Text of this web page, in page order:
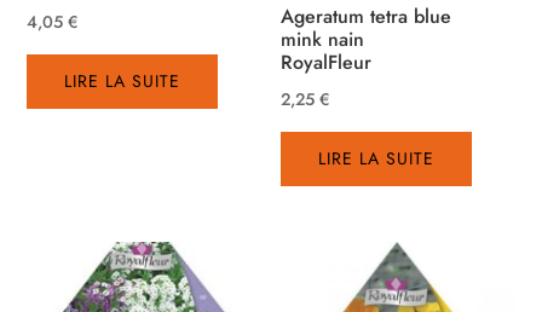
4,05€
LIRE LA SUITE
Ageratum tetra blue
mink nain
RoyalFleur
2,25€
LIRE LA SUITE